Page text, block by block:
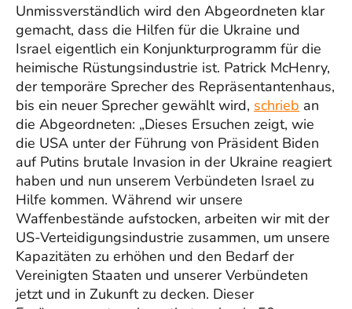
Unmissverständlich wird den Abgeordneten klar
gemacht, dass die Hilfen für die Ukraine und
Israel eigentlich ein Konjunkturprogramm für die
heimische Rüstungsindustrie ist. Patrick McHenry,
der temporäre Sprecher des Repräsentantenhaus,
bis ein neuer Sprecher gewählt wird, schrieb an
die Abgeordneten: „Dieses Ersuchen zeigt, wie
die USA unter der Führung von Präsident Biden
auf Putins brutale Invasion in der Ukraine reagiert
haben und nun unserem Verbündeten Israel zu
Hilfe kommen. Während wir unsere
Waffenbestände aufstocken, arbeiten wir mit der
US-Verteidigungsindustrie zusammen, um unsere
Kapazitäten zu erhöhen und den Bedarf der
Vereinigten Staaten und unserer Verbündeten
jetzt und in Zukunft zu decken. Dieser